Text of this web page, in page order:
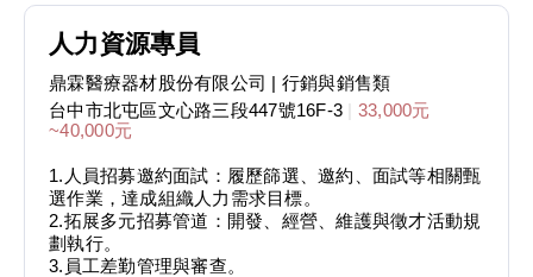
人力資源專員
鼎霖醫療器材股份有限公司 | 行銷與銷售類
台中市北屯區文心路三段447號16F-3
33,000元
~40,000元
1.人員招募邀約面試：履歷篩選、邀約、面試等相關甄
選作業，達成組織人力需求目標。
2.拓展多元招募管道：開發、經營、維護與徵才活動規
劃執行。
3.員工差勤管理與審查。